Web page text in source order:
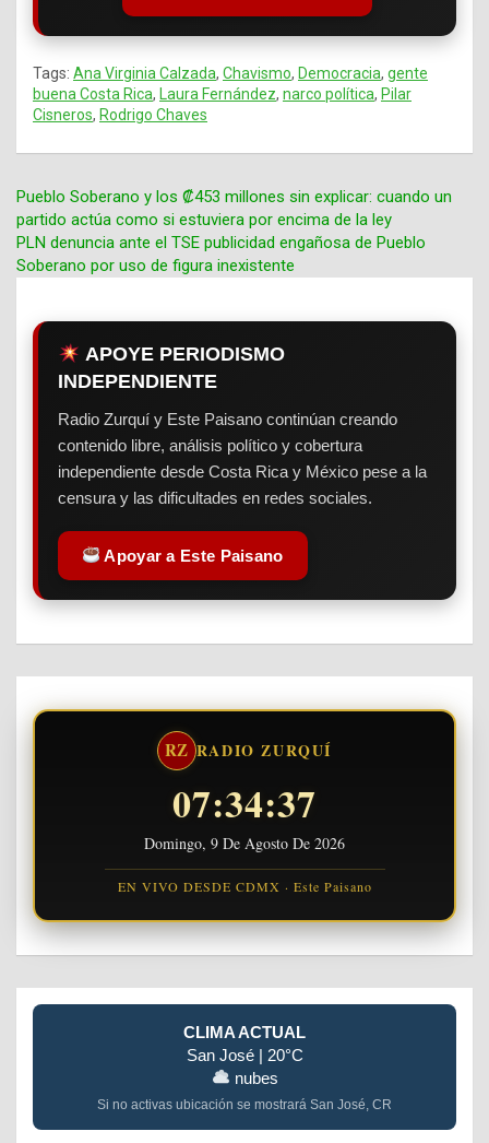
Tags: Ana Virginia Calzada, Chavismo, Democracia, gente
buena Costa Rica, Laura Fernández, narco política, Pilar
Cisneros, Rodrigo Chaves
Navegación
de
entradas
Pueblo Soberano y los ₡453 millones sin explicar: cuando un
partido actúa como si estuviera por encima de la ley
PLN denuncia ante el TSE publicidad engañosa de Pueblo
Soberano por uso de figura inexistente
APOYE PERIODISMO
INDEPENDIENTE
Radio Zurquí y Este Paisano continúan creando
contenido libre, análisis político y cobertura
independiente desde Costa Rica y México pese a la
censura y las dificultades en redes sociales.
Apoyar a Este Paisano
RZ RADIO ZURQUÍ
07:34:38
Domingo, 9 De Agosto De 2026
EN VIVO DESDE CDMX · Este Paisano
CLIMA ACTUAL
San José | 20°C
nubes
Si no activas ubicación se mostrará San José, CR